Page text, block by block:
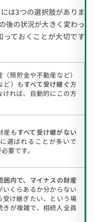
は3つの選択肢がありま
後の状況が大きく変わっ
っておくことが大切です
預貯金や不動産など）
ど）もすべて受け継ぐ方
れば、自動的にこの方
産もすべて受け継がない
選ばれることが多いで
要です。
囲内で、マイナスの財産
いくらあるか分からない
け継ぎたい、という場
が複雑で、相続人全員